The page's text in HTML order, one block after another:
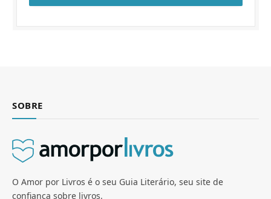
SOBRE
O Amor por Livros é o seu Guia Literário, seu site de
confiança sobre livros.